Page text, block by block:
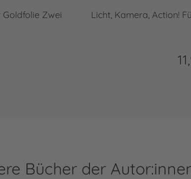
Zwei
Licht, Kamera, Action!
Bücher der